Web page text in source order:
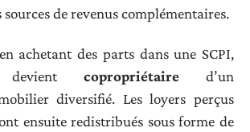
de revenus complémentaires.
achetant des parts dans une SCPI,
devient copropriétaire d’un
diversifié. Les loyers perçus
ensuite redistribués sous forme de